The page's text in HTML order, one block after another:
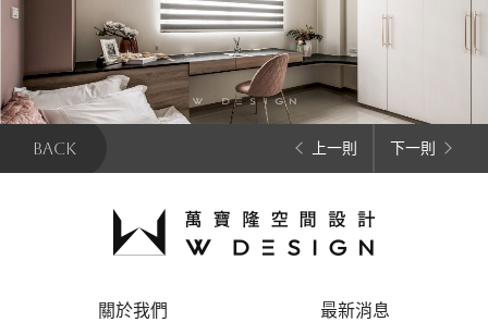
BACK 上一則 下一則
關於我們
最新消息